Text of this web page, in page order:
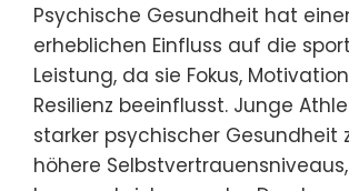
Psychische Gesundheit hat
erheblichen Einfluss auf die
Leistung, da sie Fokus,
Resilienz beeinflusst. Junge
starker psychischer Gesundheit
höhere